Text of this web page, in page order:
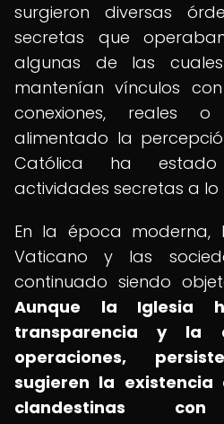
surgieron diversas
secretas que
algunas de las
mantenían vínculos
conexiones, reales
alimentado la
Católica ha
actividades secretas a lo
En la época moderna,
Vaticano y las
continuado siendo
Aunque la Iglesia
transparencia y la
operaciones,
sugieren la existencia
clandestinas con